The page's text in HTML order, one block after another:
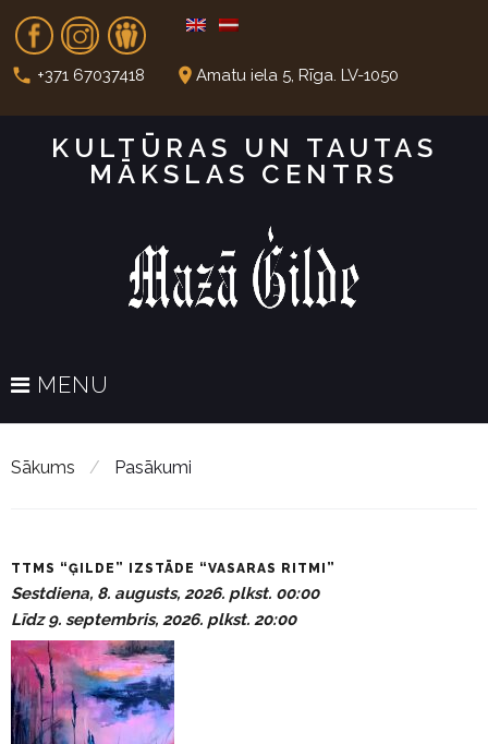
t
Fb In Dr
call +371 67037418 place Amatu iela 5, Rīga. LV-1050
KULTŪRAS UN TAUTAS
MĀKSLAS CENTRS
MENU
Sākums / Pasākumi
P
a
s
ā
k
u
m
i
TTMS “ĢILDE” IZSTĀDE “VASARAS RITMI”
Sestdiena, 8. augusts, 2026. plkst. 00:00
Līdz 9. septembris, 2026. plkst. 20:00